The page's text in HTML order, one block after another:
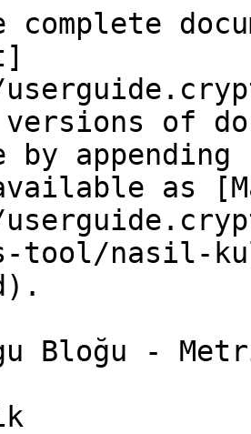
complete
versions of
by
as
tool/nasil-
Bloğu -